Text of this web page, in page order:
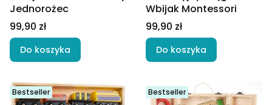
Jednorożec
Cena
99,90 zł
Do koszyka
Wbijak Montessori
Cena
99,90 zł
Do koszyka
Bestseller Bestseller